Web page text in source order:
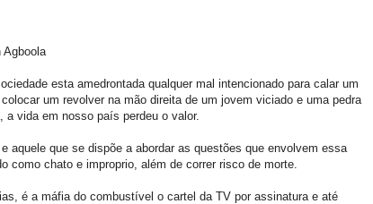
Agboola
esta amedrontada qualquer mal intencionado para calar um
um revolver na mão direita de um jovem viciado e uma pedra
a vida em nosso país perdeu o valor.
aquele que se dispõe a abordar as questões que envolvem essa
como chato e improprio, além de correr risco de morte.
é a máfia do combustível o cartel da TV por assinatura e até